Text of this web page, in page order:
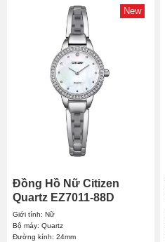
New
Đồng Hồ Nữ Citizen
Quartz EZ7011-88D
24mm
Giới tính: Nữ
Bộ máy: Quartz
Đường kính: 24mm